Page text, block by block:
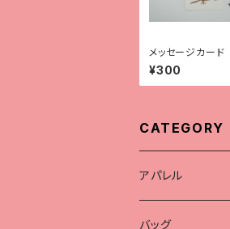
メッセージカード
¥300
CATEGORY
アパレル
Tシャツ
バッグ